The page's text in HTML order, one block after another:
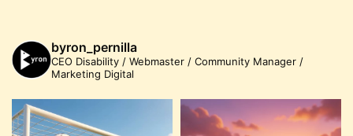
byron_pernilla
CEO Disability / Webmaster / Community Manager /
Marketing Digital